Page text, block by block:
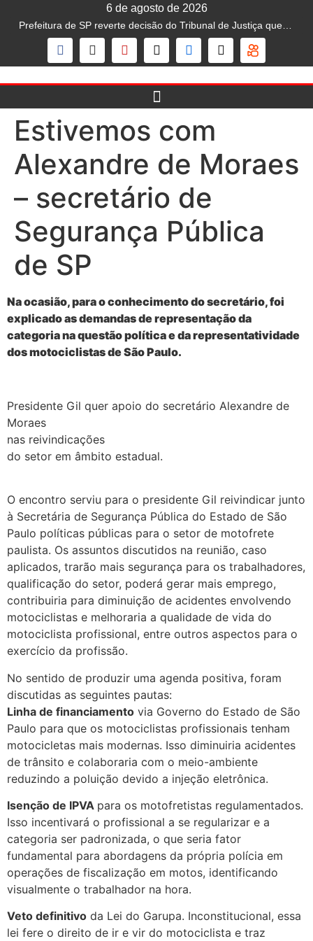
6 de agosto de 2026
Estivemos com
Alexandre de Moraes
– secretário de
Segurança Pública
de SP
Na ocasião, para o conhecimento do secretário, foi
explicado as demandas de representação da
categoria na questão política e da representatividade
dos motociclistas de São Paulo.
Presidente Gil quer apoio do secretário Alexandre de
Moraes
nas reivindicações
do setor em âmbito estadual.
O encontro serviu para o presidente Gil reivindicar junto
à Secretária de Segurança Pública do Estado de São
Paulo políticas públicas para o setor de motofrete
paulista. Os assuntos discutidos na reunião, caso
aplicados, trarão mais segurança para os trabalhadores,
qualificação do setor, poderá gerar mais emprego,
contribuiria para diminuição de acidentes envolvendo
motociclistas e melhoraria a qualidade de vida do
motociclista profissional, entre outros aspectos para o
exercício da profissão.
No sentido de produzir uma agenda positiva, foram
discutidas as seguintes pautas:
Linha de financiamento via Governo do Estado de São
Paulo para que os motociclistas profissionais tenham
motocicletas mais modernas. Isso diminuiria acidentes
de trânsito e colaboraria com o meio-ambiente
reduzindo a poluição devido a injeção eletrônica.
Isenção de IPVA para os motofretistas regulamentados.
Isso incentivará o profissional a se regularizar e a
categoria ser padronizada, o que seria fator
fundamental para abordagens da própria polícia em
operações de fiscalização em motos, identificando
visualmente o trabalhador na hora.
Veto definitivo da Lei do Garupa. Inconstitucional, essa
lei fere o direito de ir e vir do motociclista e traz